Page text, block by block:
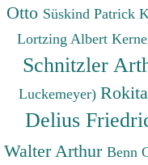
Otto Süskind Patrick
Lortzing Albert
Schnitzler
Luckemeyer)
Delius
Walter Arthur Benn